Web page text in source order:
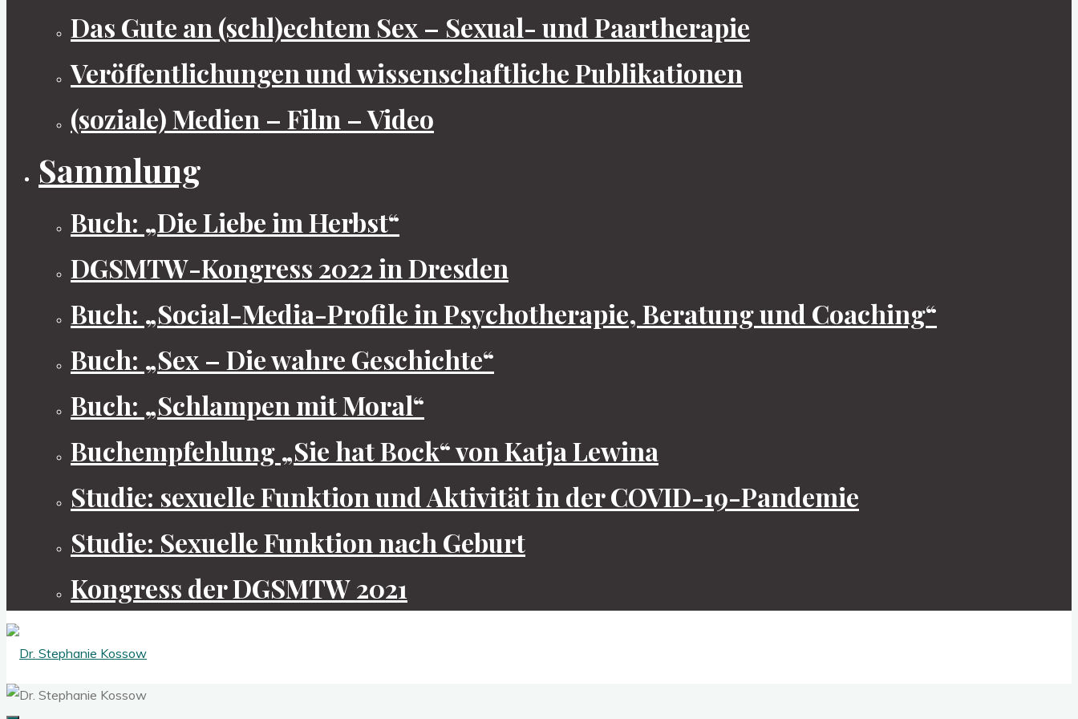
Das Gute an (schl)echtem Sex – Sexual- und Paartherapie
Veröffentlichungen und wissenschaftliche Publikationen
(soziale) Medien – Film – Video
Sammlung
Buch: „Die Liebe im Herbst“
DGSMTW-Kongress 2022 in Dresden
Buch: „Social-Media-Profile in Psychotherapie, Beratung und Coaching“
Buch: „Sex – Die wahre Geschichte“
Buch: „Schlampen mit Moral“
Buchempfehlung „Sie hat Bock“ von Katja Lewina
Studie: sexuelle Funktion und Aktivität in der COVID-19-Pandemie
Studie: Sexuelle Funktion nach Geburt
Kongress der DGSMTW 2021
Dr.